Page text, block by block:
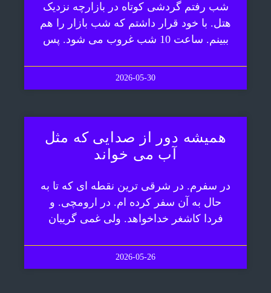
شب رفتم گردشی کوتاه در بازارچه نزدیک
هتل. با خود قرار داشتم که شب بازار را هم
ببینم. ساعت 10 شب غروب می شود. پس
2026-05-30
همیشه دور از صدایی که مثل
آب می خواند
در سفرم. در شرقی ترین نقطه ای که تا به
حال به آن سفر کرده ام. در ارومچی. و
فردا کاشغر خداخواهد. ولی غمی گریبان
2026-05-26